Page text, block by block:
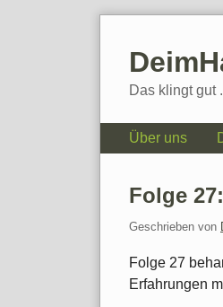
Das klingt gut
Navigation
Über uns
Folge
Geschrieben von
Folge 27
Erfahrungen